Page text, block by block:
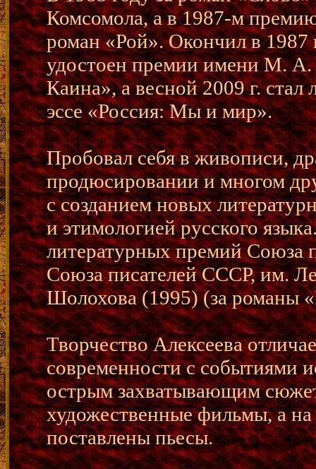
Комсомола, а в 1987-м
роман «Рой». Окончил в
удостоен премии имени М.
Каина», а весной 2009 г. стал
эссе «Россия: Мы и мир».
Пробовал себя в живописи,
продюсировании и многом
с созданием новых
и этимологией русского
литературных премий
Союза писателей СССР, им.
Шолохова (1995) (за романы
Творчество Алексеева
современности с событиями
острым захватывающим
художественные фильмы, а на
поставлены пьесы.